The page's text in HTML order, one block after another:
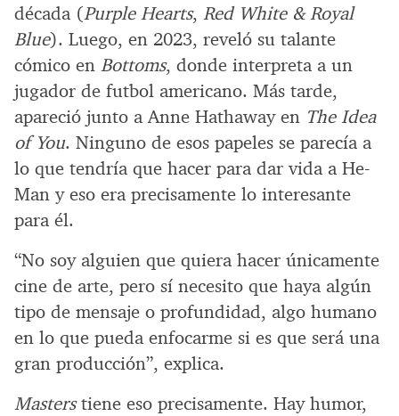
década (Purple Hearts, Red White & Royal
Blue). Luego, en 2023, reveló su talante
cómico en Bottoms, donde interpreta a un
jugador de futbol americano. Más tarde,
apareció junto a Anne Hathaway en The Idea
of You. Ninguno de esos papeles se parecía a
lo que tendría que hacer para dar vida a He-
Man y eso era precisamente lo interesante
para él.
“No soy alguien que quiera hacer únicamente
cine de arte, pero sí necesito que haya algún
tipo de mensaje o profundidad, algo humano
en lo que pueda enfocarme si es que será una
gran producción”, explica.
Masterstiene eso precisamente. Hay humor,